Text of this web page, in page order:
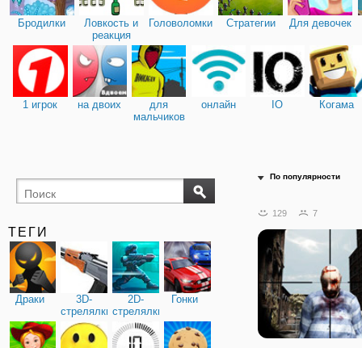
Бродилки
Ловкость и
реакция
Головоломки Стратегии Для девочек
1 игрок на двоих
для
мальчиков
онлайн IO Когама
ТЕГИ
Драки
3D-
стрелялки
2D-
стрелялки
Гонки
По популярности
129 7